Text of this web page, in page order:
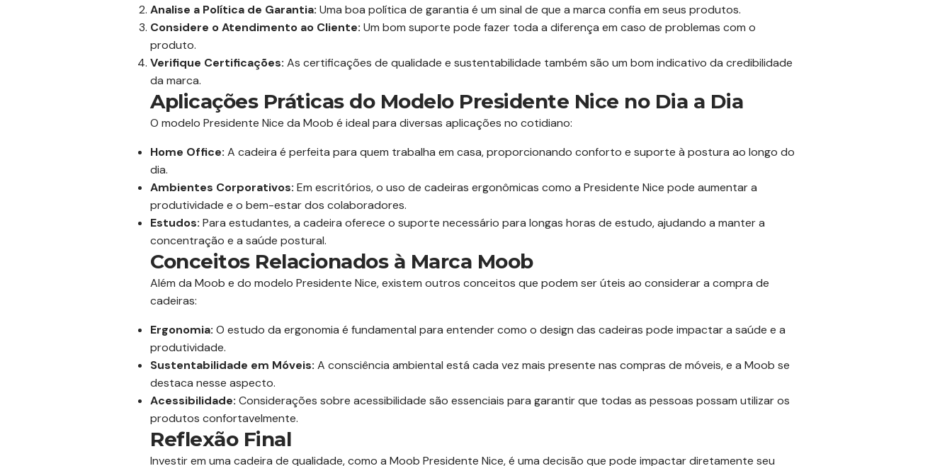
Analise a Política de Garantia: Uma boa política de garantia é um sinal de que a marca confia em seus produtos.
Considere o Atendimento ao Cliente: Um bom suporte pode fazer toda a diferença em caso de problemas com o
produto.
Verifique Certificações: As certificações de qualidade e sustentabilidade também são um bom indicativo da credibilidade
da marca.
Aplicações Práticas do Modelo Presidente Nice no Dia a Dia
O modelo Presidente Nice da Moob é ideal para diversas aplicações no cotidiano:
Home Office: A cadeira é perfeita para quem trabalha em casa, proporcionando conforto e suporte à postura ao longo do
dia.
Ambientes Corporativos: Em escritórios, o uso de cadeiras ergonômicas como a Presidente Nice pode aumentar a
produtividade e o bem-estar dos colaboradores.
Estudos: Para estudantes, a cadeira oferece o suporte necessário para longas horas de estudo, ajudando a manter a
concentração e a saúde postural.
Conceitos Relacionados à Marca Moob
Além da Moob e do modelo Presidente Nice, existem outros conceitos que podem ser úteis ao considerar a compra de
cadeiras:
Ergonomia: O estudo da ergonomia é fundamental para entender como o design das cadeiras pode impactar a saúde e a
produtividade.
Sustentabilidade em Móveis: A consciência ambiental está cada vez mais presente nas compras de móveis, e a Moob se
destaca nesse aspecto.
Acessibilidade: Considerações sobre acessibilidade são essenciais para garantir que todas as pessoas possam utilizar os
produtos confortavelmente.
Reflexão Final
Investir em uma cadeira de qualidade, como a Moob Presidente Nice, é uma decisão que pode impactar diretamente seu